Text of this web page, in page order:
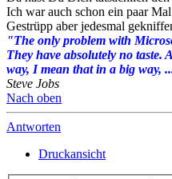
Ich war auch schon ein paar
Gestrüpp aber jedesmal
"The only problem with
They have absolutely no
way, I mean that in a big way,
Steve Jobs
Nach oben
Antworten
Druckansicht